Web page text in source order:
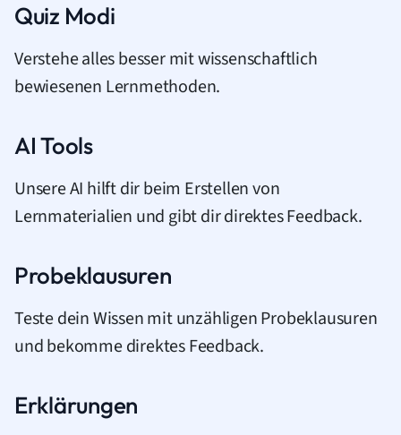
Quiz Modi
Verstehe alles besser mit wissenschaftlich
bewiesenen Lernmethoden.
AI Tools
Unsere AI hilft dir beim Erstellen von
Lernmaterialien und gibt dir direktes Feedback.
Probeklausuren
Teste dein Wissen mit unzähligen Probeklausuren
und bekomme direktes Feedback.
Erklärungen